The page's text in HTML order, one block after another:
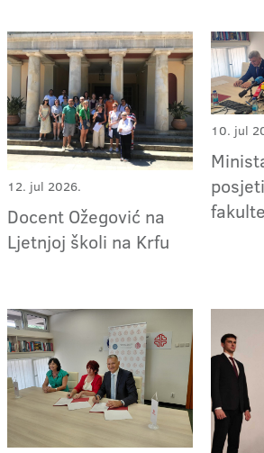
12. jul 2026.
Docent Ožegović na
Ljetnjoj školi na Krfu
10. jul